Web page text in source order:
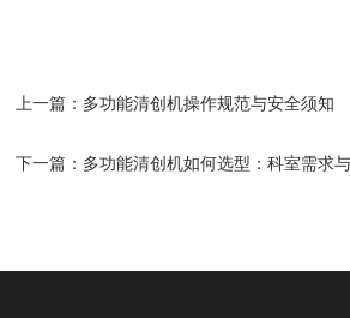
上一篇： 多功能清创机操作规范与安全须知
下一篇： 多功能清创机如何选型：科室需求